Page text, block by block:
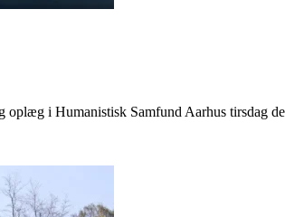
oplæg i Humanistisk Samfund Aarhus